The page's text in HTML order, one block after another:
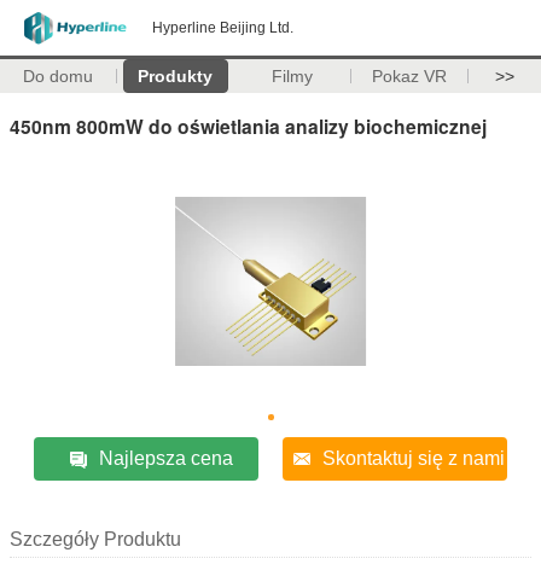
Hyperline Beijing Ltd.
Do domu Produkty Filmy Pokaz VR >>
450nm 800mW do oświetlania analizy biochemicznej
Najlepsza cena Skontaktuj się z nami
Szczegóły Produktu